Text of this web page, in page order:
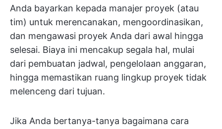
Anda bayarkan kepada manajer proyek (atau
tim) untuk merencanakan, mengoordinasikan,
dan mengawasi proyek Anda dari awal hingga
selesai. Biaya ini mencakup segala hal, mulai
dari pembuatan jadwal, pengelolaan anggaran,
hingga memastikan ruang lingkup proyek tidak
melenceng dari tujuan.
Jika Anda bertanya-tanya bagaimana cara